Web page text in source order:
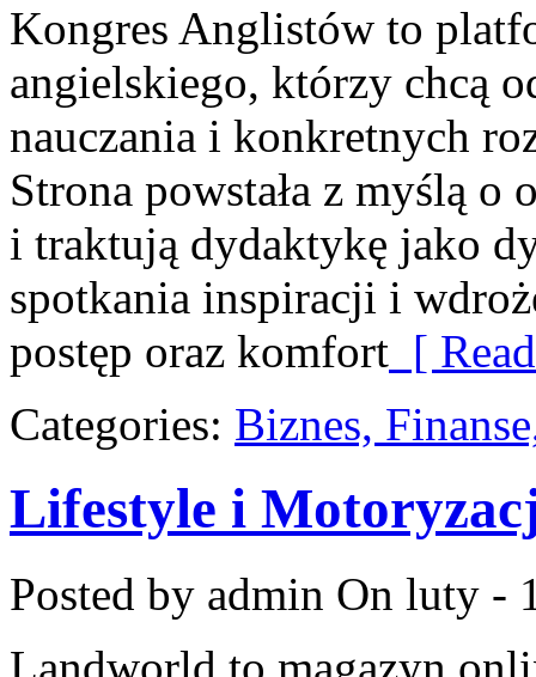
Kongres Anglistów to
angielskiego, którzy chcą
nauczania i konkretnych
Strona powstała z myślą o
i traktują dydaktykę jako
spotkania inspiracji i
postęp oraz komfort [
Categories: Biznes,
Lifestyle i
Posted by admin On luty -
Landworld to magazyn